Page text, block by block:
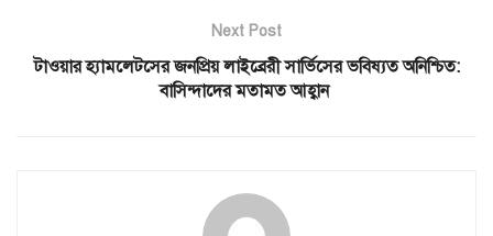
Next Post
টাওয়ার হ্যামলেটসের জনপ্রিয় লাইব্রেরী সার্ভিসের ভবিষ্যত অনিশ্চিত:
বাসিন্দাদের মতামত আহ্বান